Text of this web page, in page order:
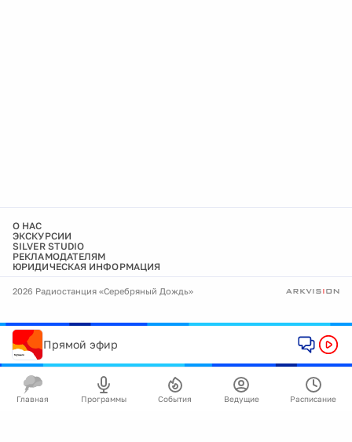
О НАС
ЭКСКУРСИИ
SILVER STUDIO
РЕКЛАМОДАТЕЛЯМ
ЮРИДИЧЕСКАЯ ИНФОРМАЦИЯ
2026 Радиостанция «Серебряный Дождь»
Прямой эфир
Главная Программы События Ведущие Расписание